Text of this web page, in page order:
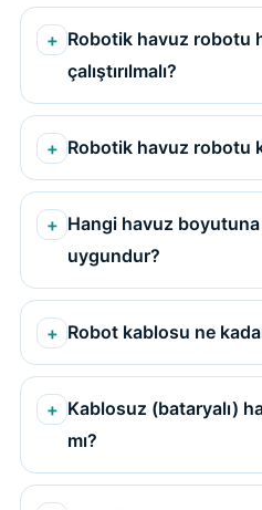
Robotik havuz robotu
çalıştırılmalı?
Robotik havuz robotu
Hangi havuz
uygundur?
Robot kablosu ne
Kablosuz (bataryalı)
mı?